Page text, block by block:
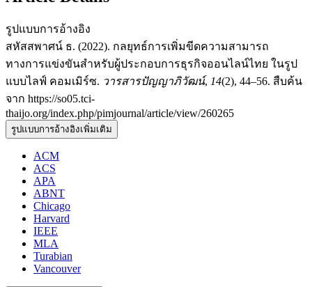
รูปแบบการอ้างอิง
สหัสสพาศน์ ธ. (2022). กลยุทธ์การเพิ่มขีดความสามารถ
ทางการแข่งขันสำหรับผู้ประกอบการธุรกิจออนไลน์ไทย ในรูป
แบบไลฟ์ คอมเมิร์ซ. วารสารปัญญาภิวัฒน์, 14(2), 44–56. สืบค้น
จาก https://so05.tci-
thaijo.org/index.php/pimjournal/article/view/260265
รูปแบบการอ้างอิงเพิ่มเติม
ACM
ACS
APA
ABNT
Chicago
Harvard
IEEE
MLA
Turabian
Vancouver